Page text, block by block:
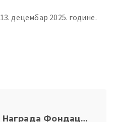
13. децембар 2025. године.
Конкурс за доделу Награда Фондације “Сестре Булајић”